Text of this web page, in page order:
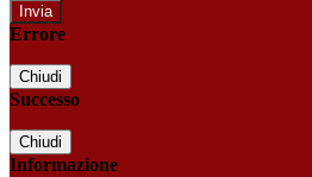
Errore
Chiudi
Successo
Chiudi
Informazione